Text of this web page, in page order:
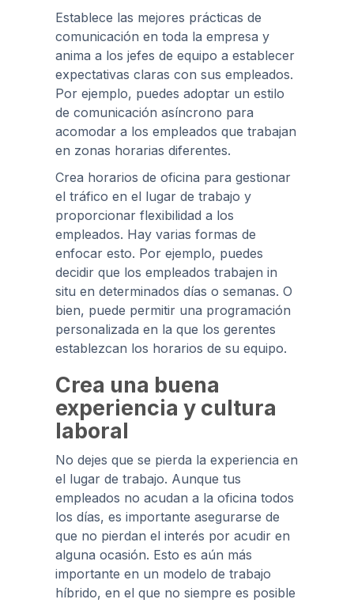
Establece las mejores prácticas de
comunicación en toda la empresa y
anima a los jefes de equipo a establecer
expectativas claras con sus empleados.
Por ejemplo, puedes adoptar un estilo
de comunicación asíncrono para
acomodar a los empleados que trabajan
en zonas horarias diferentes.
Crea horarios de oficina para gestionar
el tráfico en el lugar de trabajo y
proporcionar flexibilidad a los
empleados. Hay varias formas de
enfocar esto. Por ejemplo, puedes
decidir que los empleados trabajen in
situ en determinados días o semanas. O
bien, puede permitir una programación
personalizada en la que los gerentes
establezcan los horarios de su equipo.
Crea una buena
experiencia y cultura
laboral
No dejes que se pierda la experiencia en
el lugar de trabajo. Aunque tus
empleados no acudan a la oficina todos
los días, es importante asegurarse de
que no pierdan el interés por acudir en
alguna ocasión. Esto es aún más
importante en un modelo de trabajo
híbrido, en el que no siempre es posible